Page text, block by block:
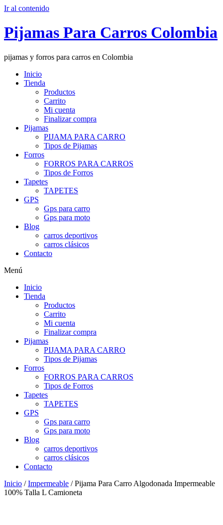
Ir al contenido
Pijamas Para Carros Colombia
pijamas y forros para carros en Colombia
Inicio
Tienda
Productos
Carrito
Mi cuenta
Finalizar compra
Pijamas
PIJAMA PARA CARRO
Tipos de Pijamas
Forros
FORROS PARA CARROS
Tipos de Forros
Tapetes
TAPETES
GPS
Gps para carro
Gps para moto
Blog
carros deportivos
carros clásicos
Contacto
Menú
Inicio
Tienda
Productos
Carrito
Mi cuenta
Finalizar compra
Pijamas
PIJAMA PARA CARRO
Tipos de Pijamas
Forros
FORROS PARA CARROS
Tipos de Forros
Tapetes
TAPETES
GPS
Gps para carro
Gps para moto
Blog
carros deportivos
carros clásicos
Contacto
Inicio /Impermeable / Pijama Para Carro Algodonada Impermeable
100% Talla L Camioneta